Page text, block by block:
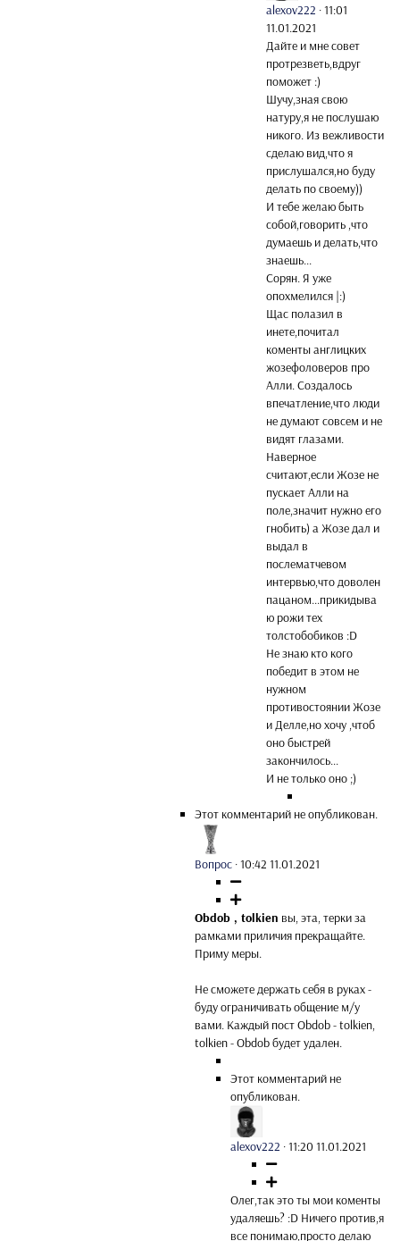
alexov222 ·11:01
11.01.2021
Дайте и мне совет
протрезветь,вдруг
поможет :)
Шучу,зная свою
натуру,я не послушаю
никого. Из вежливости
сделаю вид,что я
прислушался,но буду
делать по своему))
И тебе желаю быть
собой,говорить ,что
думаешь и делать,что
знаешь...
Сорян. Я уже
опохмелился |:)
Щас полазил в
инете,почитал
коменты англицких
жозефоловеров про
Алли. Создалось
впечатление,что люди
не думают совсем и не
видят глазами.
Наверное
считают,если Жозе не
пускает Алли на
поле,значит нужно его
гнобить) а Жозе дал и
выдал в
послематчевом
интервью,что доволен
пацаном...прикидыва
ю рожи тех
толстобобиков :D
Не знаю кто кого
победит в этом не
нужном
противостоянии Жозе
и Делле,но хочу ,чтоб
оно быстрей
закончилось...
И не только оно ;)
Этот комментарий не опубликован.
Вопрос ·10:42 11.01.2021
Obdob , tolkien вы, эта, терки за
рамками приличия прекращайте.
Приму меры.
Не сможете держать себя в руках -
буду ограничивать общение м/у
вами. Каждый пост Obdob - tolkien,
tolkien - Obdob будет удален.
Этот комментарий не
опубликован.
alexov222 ·11:20 11.01.2021
Олег,так это ты мои коменты
удаляешь? :D Ничего против,я
все понимаю,просто делаю